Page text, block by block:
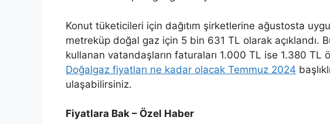
Konut tüketicileri için dağıtım şirketlerine ağustosta
metreküp doğal gaz için 5 bin 631 TL olarak açıklandı.
kullanan vatandaşların faturaları 1.000 TL ise 1.380 TL
Doğalgaz fiyatları ne kadar olacak Temmuz 2024
ulaşabilirsiniz.
Fiyatlara Bak – Özel Haber